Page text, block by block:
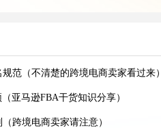
贸人看过来）
运干货知识分享）
范（不清楚的跨境电商卖家看过来）
亚马逊FBA干货知识分享）
跨境电商卖家请注意）